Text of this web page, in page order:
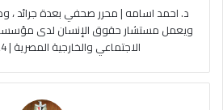
e
م
و
ق
ع
د. احمد اسامه | محرر صحفي بعدة جرائد ،
ويعمل مستشار حقوق الإنسان لدى مؤسسات
الاجتماعي والخارجية المصرية | 01065964224